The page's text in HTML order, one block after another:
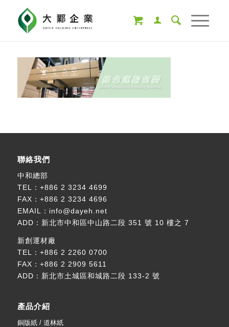
聯絡我們
中和總部
TEL： +886 2 3234 4699
FAX：+886 2 3234 4696
EMAIL： info@dayeh.net
ADD： 新北市中和區中山路二段 351 號 10 樓之 7
新創運材廠
TEL： +886 2 2260 0700
FAX：+886 2 2909 5611
ADD： 新北市土城區和城路二段 133-2 號
產品介紹
銅版紙 / 道林紙